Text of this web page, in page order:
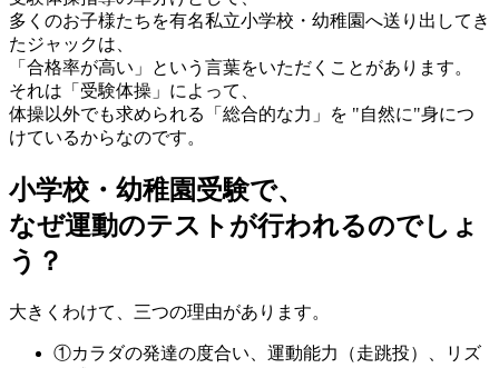
多くのお子様たちを有名私立小学校・幼稚園へ送り出してき
たジャックは、
「合格率が高い」という言葉をいただくことがあります。
それは「受験体操」によって、
体操以外でも求められる「総合的な力」を "自然に"身につ
けているからなのです。
小学校・幼稚園受験で、
なぜ運動のテストが行われるのでしょ
う？
大きくわけて、三つの理由があります。
①カラダの発達の度合い、運動能力（走跳投）、リズ